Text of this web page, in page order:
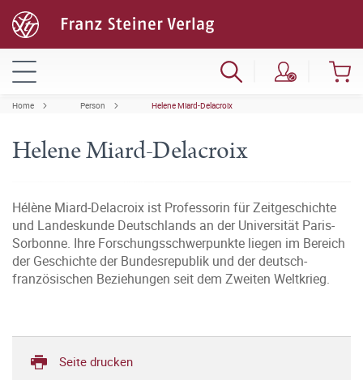
Home Person Helene Miard-Delacroix
Helene Miard-Delacroix
Hélène Miard-Delacroix ist Professorin für Zeitgeschichte
und Landeskunde Deutschlands an der Universität Paris-
Sorbonne. Ihre Forschungsschwerpunkte liegen im Bereich
der Geschichte der Bundesrepublik und der deutsch-
französischen Beziehungen seit dem Zweiten Weltkrieg.
Seite drucken